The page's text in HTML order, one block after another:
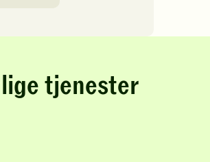
tjenester